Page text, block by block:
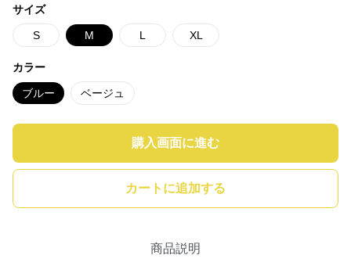
サイズ
S M L XL
カラー
ブルー ベージュ
購入画面に進む
カートに追加する
商品説明